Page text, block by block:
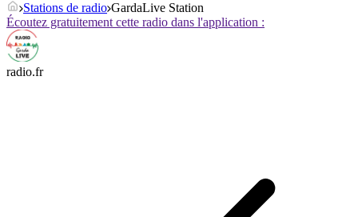
Stations de radio GardaLive Station
Écoutez gratuitement cette radio dans l'application :
radio.fr